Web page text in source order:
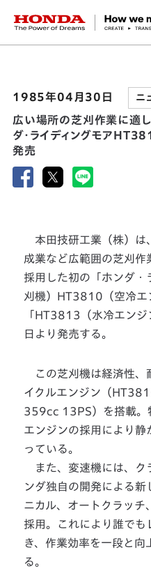
HONDA The Power of
1985年04月30日 ニ
広い場所の芝刈作業に適
ダ・ライディングモア
発売
本田技研工業（株）は
成業など広範囲の芝刈作
採用した初の「ホンダ・
刈機）HT3810（空冷エ
「HT3813（水冷エン
日より発売する。
この芝刈機は経済性、
イクルエンジン（
359cc 13PS）を搭載。
エンジンの採用により静
っている。
また、変速機には、ク
ンダ独自の開発による新
ニカル、オートクラッチ
採用。これにより誰で
き、作業効率を一段と向
る。